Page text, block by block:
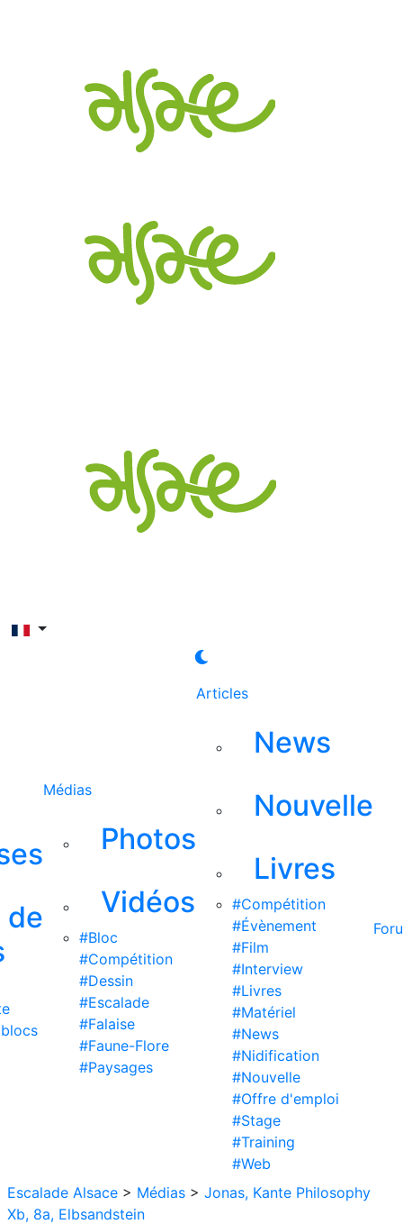
de
Médias
Photos
Vidéos
#Bloc
#Compétition
#Dessin
#Escalade
#Falaise
#Faune-Flore
#Paysages
Articles
News
Nouvelle
Livres
#Compétition
#Évènement
#Film
#Interview
#Livres
#Matériel
#News
#Nidification
#Nouvelle
#Offre d'emploi
#Stage
#Training
#Web
Escalade Alsace > Médias > Jonas, Kante Philosophy
Xb, 8a, Elbsandstein